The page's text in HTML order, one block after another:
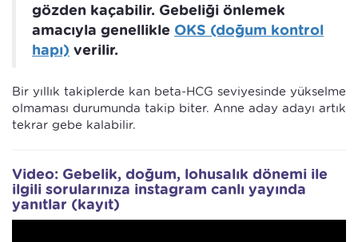
gözden kaçabilir. Gebeliği önlemek
amacıyla genellikle OKS (doğum kontrol
hapı) verilir.
Bir yıllık takiplerde kan beta-HCG seviyesinde yükselme
olmaması durumunda takip biter. Anne aday adayı artık
tekrar gebe kalabilir.
Video: Gebelik, doğum, lohusalık dönemi ile
ilgili sorularınıza instagram canlı yayında
yanıtlar (kayıt)